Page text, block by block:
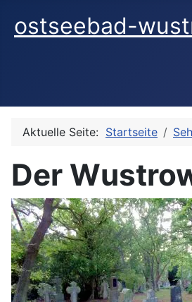
ostseebad-
Aktuelle Seite: Startseite
Der